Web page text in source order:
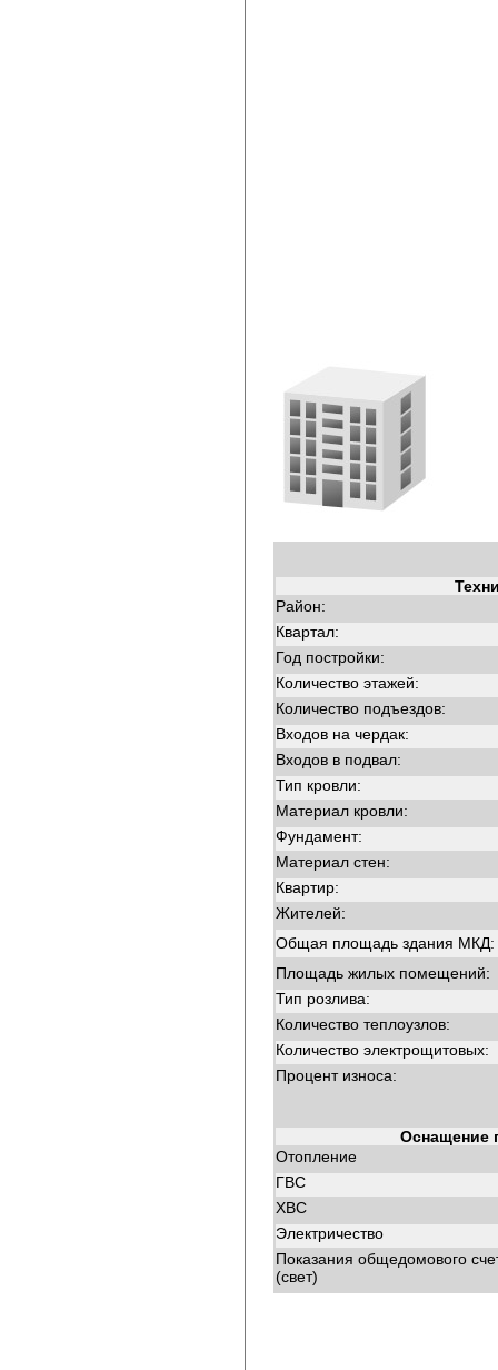
Район:
Квартал:
Год постройки:
Количество этажей:
Количество подъездов:
Входов на чердак:
Входов в подвал:
Тип кровли:
Материал кровли:
Фундамент:
Материал стен:
Квартир:
Жителей:
Общая площадь здания МКД:
Площадь жилых помещений:
Тип розлива:
Количество теплоузлов:
Количество электрощитовых:
Процент износа:
Оснащение
Отопление
ГВС
ХВС
Электричество
Показания общедомового
(свет)